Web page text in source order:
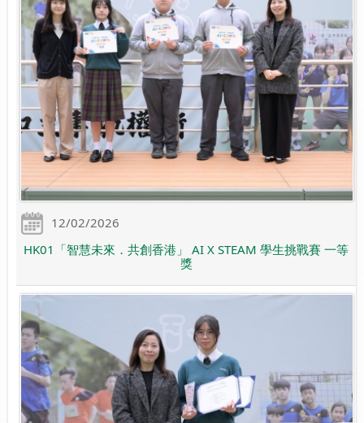
12/02/2026
HK01「智慧未來．共創香港」 AI X STEAM 學生挑戰賽 一等
獎